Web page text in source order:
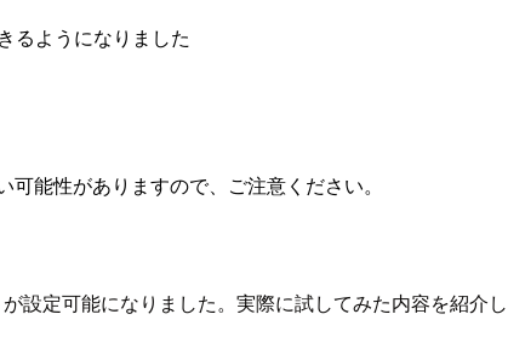
るようになりました
能性がありますので、ご注意ください。
設定可能になりました。実際に試してみた内容を紹介